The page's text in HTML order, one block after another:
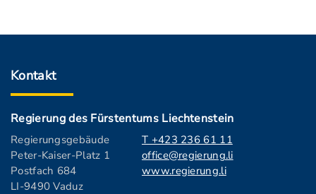
Kontakt
Regierung des Fürstentums Liechtenstein
Regierungsgebäude
Peter-Kaiser-Platz 1
Postfach 684
LI-9490 Vaduz
T +423 236 61 11
office@regierung.li
www.regierung.li